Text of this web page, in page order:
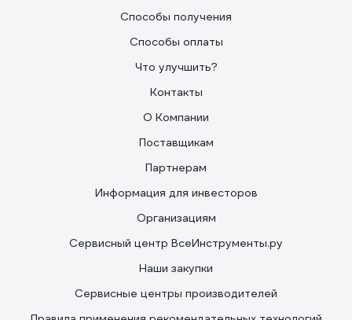
Способы получения
Способы оплаты
Что улучшить?
Контакты
О Компании
Поставщикам
Партнерам
Информация для инвесторов
Организациям
Сервисный центр ВсеИнструменты.ру
Наши закупки
Сервисные центры производителей